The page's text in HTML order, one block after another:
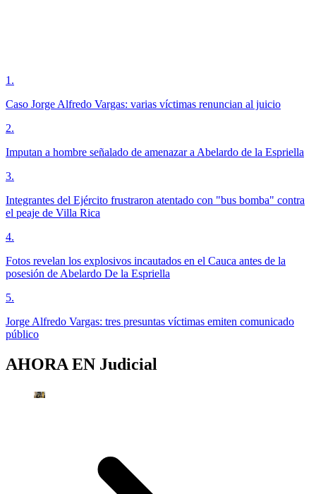
1 .
Caso Jorge Alfredo Vargas: varias víctimas renuncian al juicio
2.
Imputan a hombre señalado de amenazar a Abelardo de la Espriella
3.
Integrantes del Ejército frustraron atentado con "bus bomba" contra
el peaje de Villa Rica
4.
Fotos revelan los explosivos incautados en el Cauca antes de la
posesión de Abelardo De la Espriella
5.
Jorge Alfredo Vargas: tres presuntas víctimas emiten comunicado
público
AHORA EN Judicial